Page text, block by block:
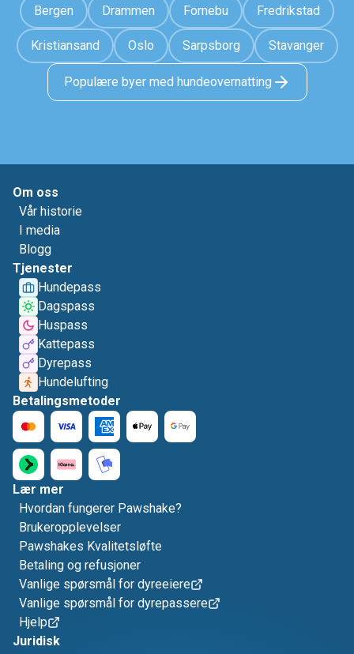
Bergen Drammen Fornebu Fredrikstad
Kristiansand Oslo Sarpsborg Stavanger
Populære byer med hundeovernatting
Om oss
Vår historie
I media
Blogg
Tjenester
Hundepass
Dagspass
Huspass
Kattepass
Dyrepass
Hundelufting
Betalingsmetoder
Lær mer
Hvordan fungerer Pawshake?
Brukeropplevelser
Pawshakes Kvalitetsløfte
Betaling og refusjoner
Vanlige spørsmål for dyreeiere
Vanlige spørsmål for dyrepassere
Hjelp
Juridisk